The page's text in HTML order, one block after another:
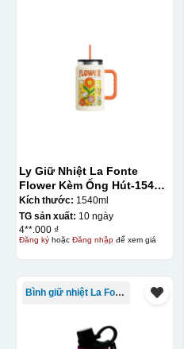
Ly Giữ Nhiệt La Fonte
Flower Kèm Ống Hút-1540
ml-014786
Kích thước: 1540ml
TG sản xuất: 10 ngày
4**.000 ₫
Đăng kýhoặc Đăng nhậpđể xem giá
Bình giữ nhiệt La Fonte